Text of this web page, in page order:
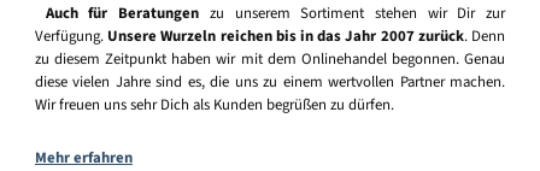
Auch für Beratungen zu unserem Sortiment stehen wir Dir zur
Verfügung. Unsere Wurzeln reichen bis in das Jahr 2007 zurück. Denn
zu diesem Zeitpunkt haben wir mit dem Onlinehandel begonnen. Genau
diese vielen Jahre sind es, die uns zu einem wertvollen Partner machen.
Wir freuen uns sehr Dich als Kunden begrüßen zu dürfen.
Mehr erfahren